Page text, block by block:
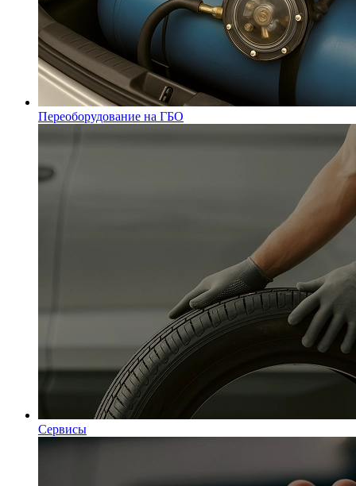
Переоборудование на ГБО
Сервисы